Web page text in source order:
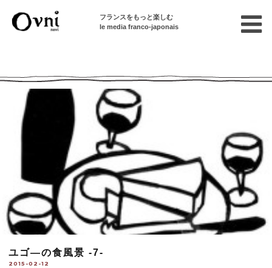
フランスをもっと楽しむ
le media franco-japonais
ユゴ―の食風景 -7-
2015-02-12